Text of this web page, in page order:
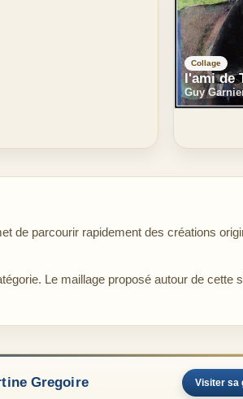
Collage
l'ami de
Guy
parcourir rapidement des créations
Le maillage proposé autour de cette
Gregoire Visiter sa